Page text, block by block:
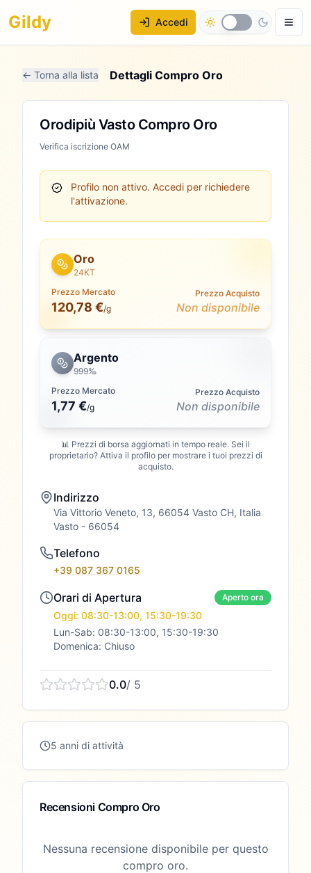
Gildy Accedi
← Torna alla lista Dettagli Compro Oro
Orodipiù Vasto Compro Oro
Verifica iscrizione OAM
Profilo non attivo. Accedi per richiedere
l'attivazione.
Oro
24KT
Prezzo Mercato
120,78 €/g
Prezzo Acquisto
Non disponibile
Argento
999‰
Prezzo Mercato
1,77 €/g
Prezzo Acquisto
Non disponibile
📊 Prezzi di borsa aggiornati in tempo reale. Sei il
proprietario? Attiva il profilo per mostrare i tuoi prezzi di
acquisto.
Indirizzo
Via Vittorio Veneto, 13, 66054 Vasto CH, Italia
Vasto - 66054
Telefono
+39 087 367 0165
Orari di Apertura Aperto ora
Oggi: 08:30-13:00, 15:30-19:30
Lun-Sab: 08:30-13:00, 15:30-19:30
Domenica: Chiuso
0.0/ 5
5 anni di attività
Recensioni Compro Oro
Nessuna recensione disponibile per questo
compro oro.